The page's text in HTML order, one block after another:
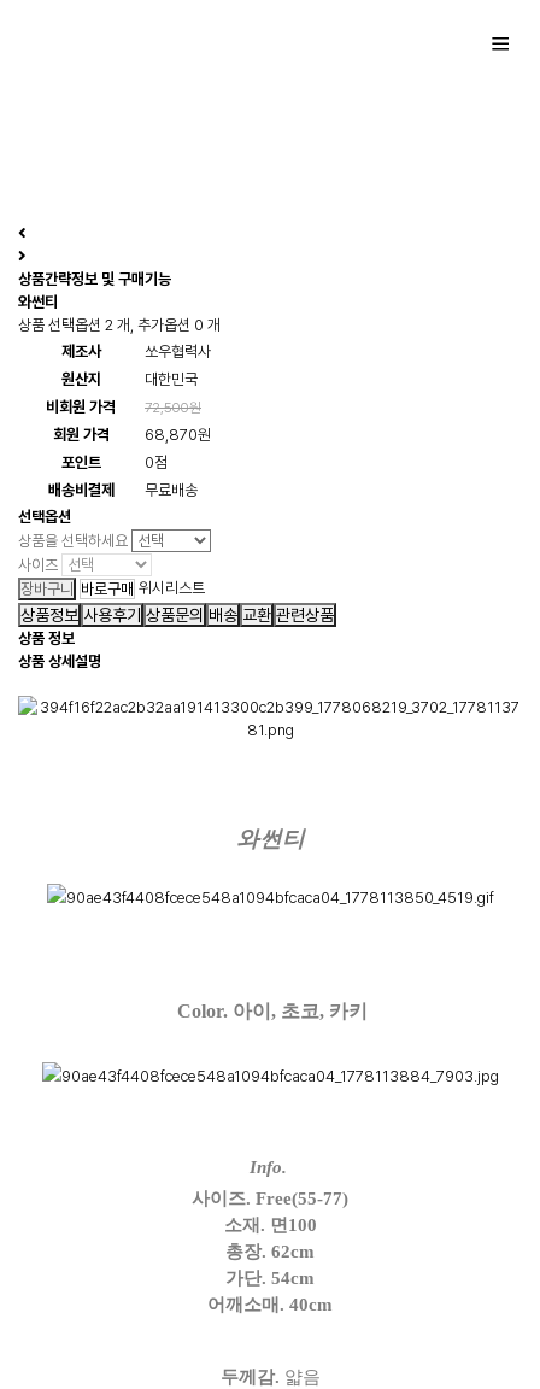
상품간략정보 및 구매기능
와썬티
상품 선택옵션 2 개, 추가옵션 0 개
제조사
쏘우협력사
원산지
대한민국
비회원 가격
72,500원
회원 가격
68,870원
포인트
0점
배송비결제
무료배송
선택옵션
상품을 선택하세요
사이즈
위시리스트
상품정보 사용후기 상품문의 배송 교환 관련상품
상품 정보
상품 상세설명
와썬티
Color. 아이, 초코, 카키
Info.
사이즈. Free(55-77)
소재. 면100
총장. 62cm
가단. 54cm
어깨소매. 40cm
두께감. 얇음